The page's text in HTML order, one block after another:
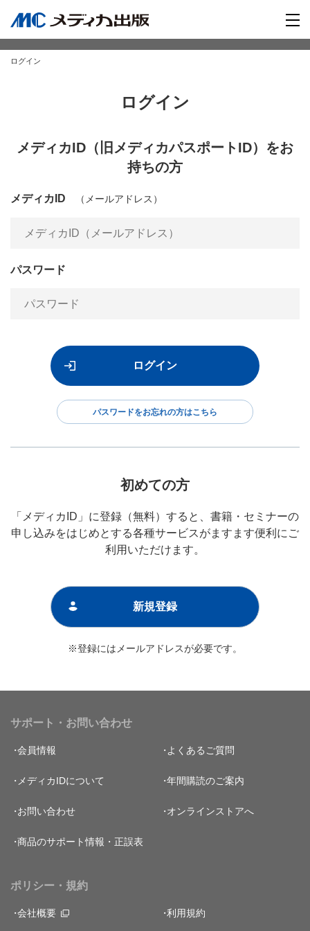
ログイン
ログイン
メディカID（旧メディカパスポートID）をお
持ちの方
メディカID （メールアドレス）
パスワード
パスワードをお忘れの方はこちら
初めての方
「メディカID」に登録（無料）すると、書籍・セミナーの
申し込みをはじめとする各種サービスがますます便利にご
利用いただけます。
新規登録
※登録にはメールアドレスが必要です。
サポート・お問い合わせ
会員情報 よくあるご質問
メディカIDについて 年間購読のご案内
お問い合わせ オンラインストアへ
商品のサポート情報・正誤表
ポリシー・規約
会社概要 利用規約